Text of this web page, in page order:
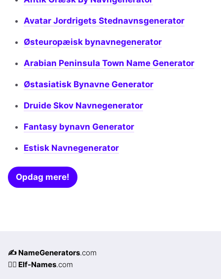
Avatar Jordrigets Stednavnsgenerator
Østeuropæisk bynavnegenerator
Arabian Peninsula Town Name Generator
Østasiatisk Bynavne Generator
Druide Skov Navnegenerator
Fantasy bynavn Generator
Estisk Navnegenerator
Opdag mere!
✍️ NameGenerators.com
🧝‍♀️ Elf-Names.com